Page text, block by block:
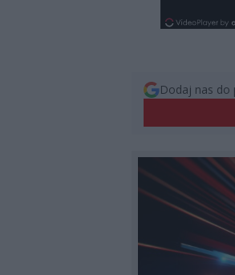
Dodaj nas do